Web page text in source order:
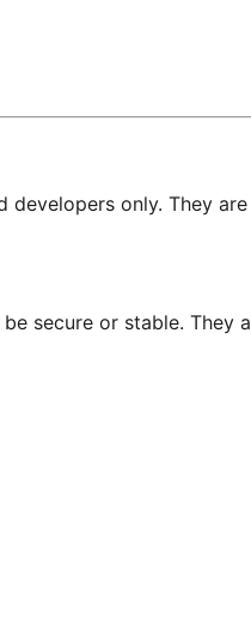
only. They
secure or stable.